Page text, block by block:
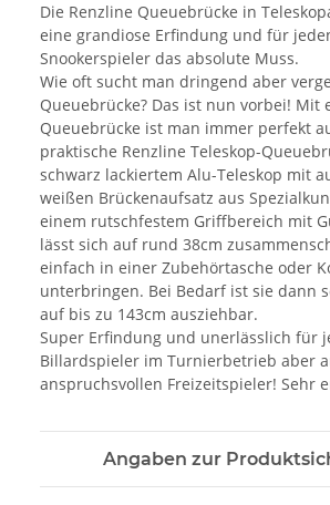
Die Renzline Queuebrücke in
eine grandiose Erfindung und für
Snookerspieler das absolute Muss.
Wie oft sucht man dringend aber
Queuebrücke? Das ist nun vorbei! Mit
Queuebrücke ist man immer perfekt
praktische Renzline Teleskop-
schwarz lackiertem Alu-Teleskop mit
weißen Brückenaufsatz aus
einem rutschfestem Griffbereich mit
lässt sich auf rund 38cm
einfach in einer Zubehörtasche oder
unterbringen. Bei Bedarf ist sie dann
auf bis zu 143cm ausziehbar.
Super Erfindung und unerlässlich für
Billardspieler im Turnierbetrieb aber
anspruchsvollen Freizeitspieler! Sehr
Angaben zur